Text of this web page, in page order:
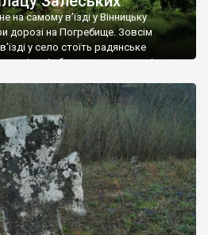
самому в’їзді у Вінницьку
дорозі на Погребище. Зовсім
у село стоїть радянське
жінку і яблуню, а трохи далі, десь
колії у траві – […]